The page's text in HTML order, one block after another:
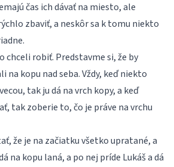
čas ich dávať na miesto, ale
zbaviť, a neskôr sa k tomu niekto
chceli robiť. Predstavme si, že by
na kopu nad seba. Vždy, keď niekto
tak ju dá na vrch kopy, a keď
tak zoberie to, čo je práve na vrchu
že je na začiatku všetko upratané, a
na kopu laná, a po nej príde Lukáš a dá